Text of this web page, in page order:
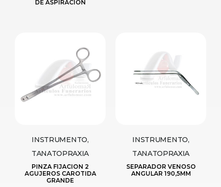
DE ASPIRACION
INSTRUMENTO,
TANATOPRAXIA
PINZA FIJACION 2
AGUJEROS CAROTIDA
GRANDE
INSTRUMENTO,
TANATOPRAXIA
SEPARADOR VENOSO
ANGULAR 190,5MM